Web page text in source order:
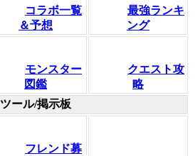
コラボ一覧
＆予想
最強ランキ
ング
モンスター
図鑑
クエスト攻
略
ツール/掲示板
フレンド募